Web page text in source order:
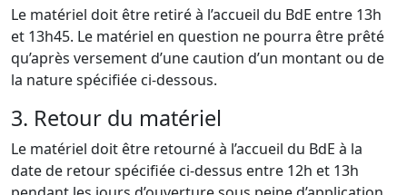
Le matériel doit être retiré à l’accueil du BdE entre 13h
et 13h45. Le matériel en question ne pourra être prêté
qu’après versement d’une caution d’un montant ou de
la nature spécifiée ci-dessous.
3. Retour du matériel
Le matériel doit être retourné à l’accueil du BdE à la
date de retour spécifiée ci-dessus entre 12h et 13h